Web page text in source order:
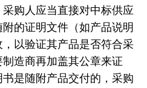
购人应当直接对中标供应
的证明文件（如产品说明
以验证其产品是否符合采
造商再加盖其公章来证
是随附产品交付的，采购